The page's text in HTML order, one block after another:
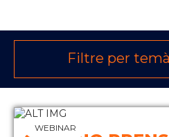
Filtre per
WEBINAR